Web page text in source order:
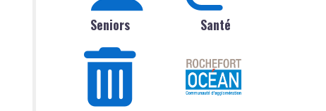
Seniors Santé